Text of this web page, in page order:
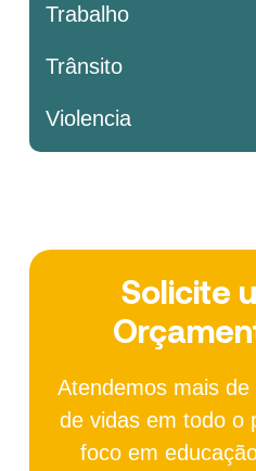
Trabalho
Trânsito
Violencia
Solicite
Atendemos mais de
de vidas em todo o
foco em